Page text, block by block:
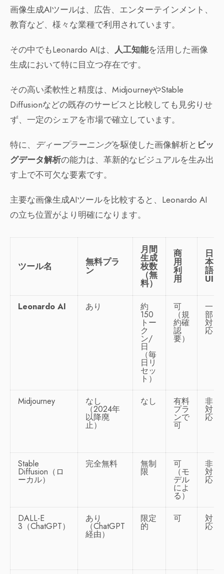
画像生成AIツールは、広告、エンターテインメント、
教育など、様々な業種で利用されています。
その中でもLeonardo AIは、 人工知能を活用した画像
生成において特に目立つ存在です。
その高い柔軟性と精度は、MidjourneyやStable
Diffusionなどの既存のサービスと比較しても見劣りせ
ず、一定のシェアを市場で確立しています。
特に、 ディープラーニングを駆使した画像解析と ビッ
グデータ解析の能力は、革新的なビジュアルを生み出
す上で不可欠な要素です。
主要な画像生成AIツールを比較すると、Leonardo AI
の立ち位置がより明確になります。
ツール名 無料プラ
ン
月間
生成
枚数
（無
料）
商
用
利
用
日
本
語
UI
Leonardo AI あり 約
150
トー
ク
ン/
日
（毎
日リ
セッ
ト）
可
（規
約確
認
要）
一
部
対
応
Midjourney なし
（2024年
以降廃
止）
なし 有料
プラ
ンで
可
非
対
応
Stable
Diffusion（ロ
ーカル）
完全無料 無制
限
可
（モ
デル
によ
る）
非
対
応
DALL-E
3（ChatGPT）
あり
（ChatGPT
経由）
限定
的
可 対
応